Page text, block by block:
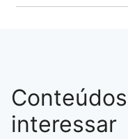
interessar